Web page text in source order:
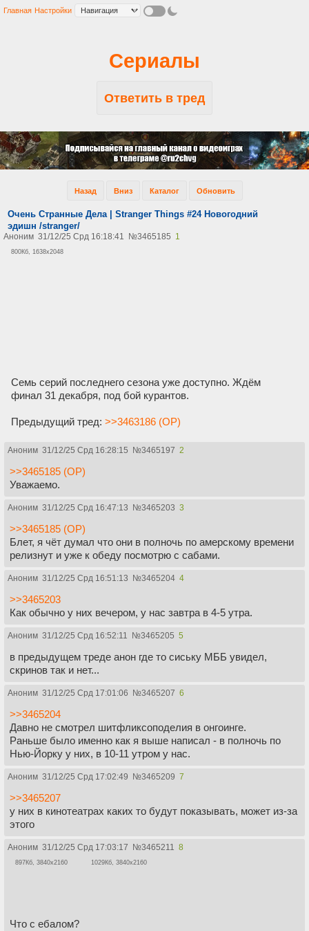
Главная Настройки
Сериалы
Ответить в тред
Назад Вниз Каталог Обновить
Очень Странные Дела | Stranger Things #24 Новогодний
эдишн /stranger/
Аноним 31/12/25 Срд 16:18:41 №3465185 1
800Кб, 1638x2048
Семь серий последнего сезона уже доступно. Ждём
финал 31 декабря, под бой курантов.
Предыдущий тред: >>3463186 (OP)
Аноним 31/12/25 Срд 16:28:15 №3465197 2
>>3465185 (OP)
Уважаемо.
Аноним 31/12/25 Срд 16:47:13 №3465203 3
>>3465185 (OP)
Блет, я чёт думал что они в полночь по амерскому времени
релизнут и уже к обеду посмотрю с сабами.
Аноним 31/12/25 Срд 16:51:13 №3465204 4
>>3465203
Как обычно у них вечером, у нас завтра в 4-5 утра.
Аноним 31/12/25 Срд 16:52:11 №3465205 5
в предыдущем треде анон где то сиську МББ увидел,
скринов так и нет...
Аноним 31/12/25 Срд 17:01:06 №3465207 6
>>3465204
Давно не смотрел шитфликсоподелия в онгоинге.
Раньше было именно как я выше написал - в полночь по
Нью-Йорку у них, в 10-11 утром у нас.
Аноним 31/12/25 Срд 17:02:49 №3465209 7
>>3465207
у них в кинотеатрах каких то будут показывать, может из-за
этого
Аноним 31/12/25 Срд 17:03:17 №3465211 8
897Кб, 3840x2160 1029Кб, 3840x2160
Что с ебалом?